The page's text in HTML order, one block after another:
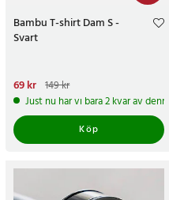
Bambu T-shirt Dam S -
Svart
Nuvarande pris
pris:149 kr
69 kr 149 kr
Just nu har vi bara 2 kvar av
Köp